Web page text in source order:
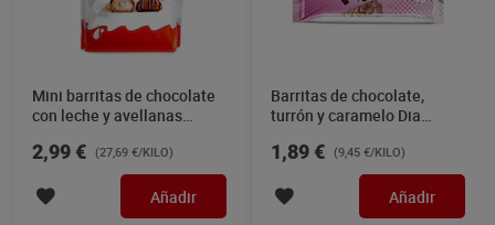
Mini barritas de chocolate
con leche y avellanas
2,99 € (27,69 €/KILO)
Añadir
Barritas de chocolate,
turrón y caramelo Dia
1,89 € (9,45 €/KILO)
Añadir